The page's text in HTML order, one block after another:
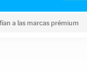
a las marcas prémium